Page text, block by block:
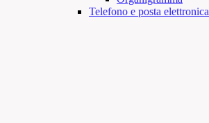
Telefono e posta elettronica